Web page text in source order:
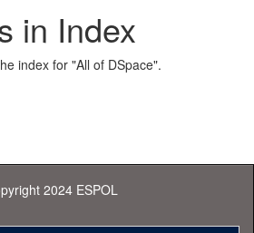
in Index
index for "All of DSpace".
2024 ESPOL